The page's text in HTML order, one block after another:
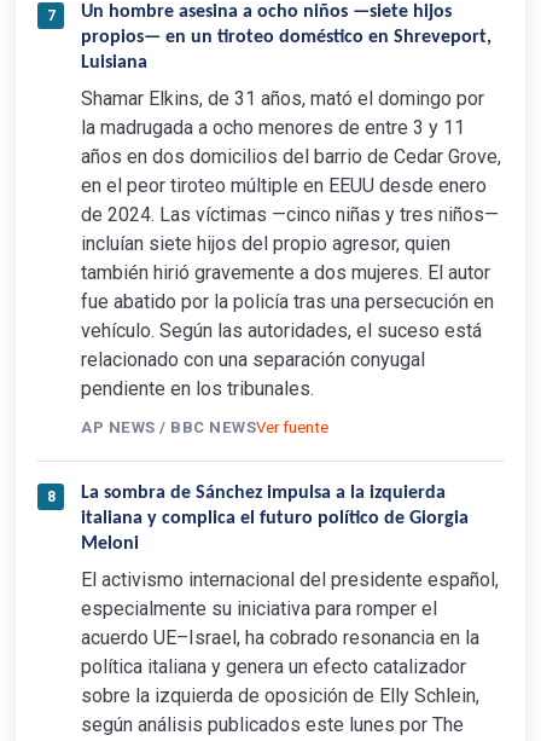
7
Un hombre asesina a ocho niños —siete hijos
propios— en un tiroteo doméstico en Shreveport,
Luisiana
Shamar Elkins, de 31 años, mató el domingo por
la madrugada a ocho menores de entre 3 y 11
años en dos domicilios del barrio de Cedar Grove,
en el peor tiroteo múltiple en EEUU desde enero
de 2024. Las víctimas —cinco niñas y tres niños—
incluían siete hijos del propio agresor, quien
también hirió gravemente a dos mujeres. El autor
fue abatido por la policía tras una persecución en
vehículo. Según las autoridades, el suceso está
relacionado con una separación conyugal
pendiente en los tribunales.
AP NEWS / BBC NEWSVer fuente
8
La sombra de Sánchez impulsa a la izquierda
italiana y complica el futuro político de Giorgia
Meloni
El activismo internacional del presidente español,
especialmente su iniciativa para romper el
acuerdo UE–Israel, ha cobrado resonancia en la
política italiana y genera un efecto catalizador
sobre la izquierda de oposición de Elly Schlein,
según análisis publicados este lunes por The